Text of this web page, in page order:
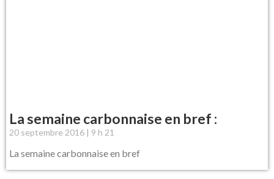
La semaine carbonnaise en bref :
20 septembre 2016 9 h 21
La semaine carbonnaise en bref